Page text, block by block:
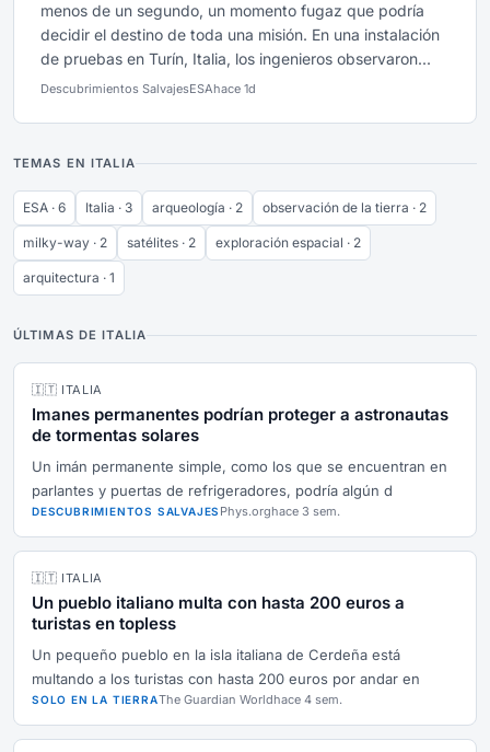
menos de un segundo, un momento fugaz que podría
decidir el destino de toda una misión. En una instalación
de pruebas en Turín, Italia, los ingenieros observaron...
Descubrimientos SalvajesESAhace 1d
TEMAS EN ITALIA
ESA · 6 Italia · 3 arqueología · 2 observación de la tierra · 2
milky-way · 2 satélites · 2 exploración espacial · 2
arquitectura · 1
ÚLTIMAS DE ITALIA
🇮🇹 ITALIA
Imanes permanentes podrían proteger a astronautas
de tormentas solares
Un imán permanente simple, como los que se encuentran en
parlantes y puertas de refrigeradores, podría algún d
DESCUBRIMIENTOS SALVAJES Phys.orghace 3 sem.
🇮🇹 ITALIA
Un pueblo italiano multa con hasta 200 euros a
turistas en topless
Un pequeño pueblo en la isla italiana de Cerdeña está
multando a los turistas con hasta 200 euros por andar en
SOLO EN LA TIERRAThe Guardian Worldhace 4 sem.